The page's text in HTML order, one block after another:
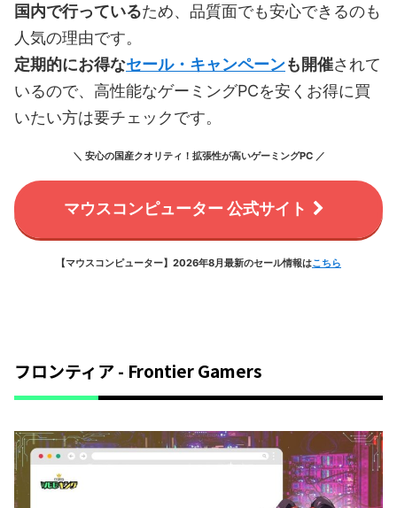
国内で行っているため、品質面でも安心できるのも
人気の理由です。
定期的にお得なセール・キャンペーンも開催されて
いるので、高性能なゲーミングPCを安くお得に買
いたい方は要チェックです。
＼ 安心の国産クオリティ！拡張性が高いゲーミングPC ／
マウスコンピューター 公式サイト
【マウスコンピューター】2026年8月最新のセール情報はこちら
フロンティア - Frontier Gamers